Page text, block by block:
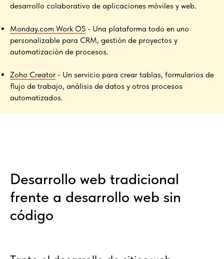
desarrollo colaborativo de aplicaciones móviles y web.
Monday.com Work OS - Una plataforma todo en uno
personalizable para CRM, gestión de proyectos y
automatización de procesos.
Zoho Creator - Un servicio para crear tablas, formularios de
flujo de trabajo, análisis de datos y otros procesos
automatizados.
Desarrollo web tradicional
frente a desarrollo web sin
código